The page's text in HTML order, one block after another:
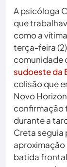
A psicóloga
que
como a
terça-feira
comunidade
sudoeste da
colisão que
Novo
confirmação
durante a
Creta seguia
aproximação
batida